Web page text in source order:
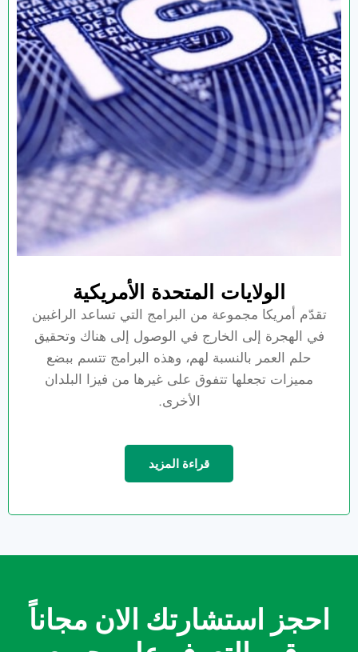
الولايات المتحدة الأمريكية
تقدّم أمريكا مجموعة من البرامج التي تساعد الراغبين
في الهجرة إلى الخارج في الوصول إلى هناك وتحقيق
حلم العمر بالنسبة لهم، وهذه البرامج تتسم ببضع
مميزات تجعلها تتفوق على غيرها من فيزا البلدان
الأخرى.
قراءة المزيد
احجز استشارتك الان مجاناً